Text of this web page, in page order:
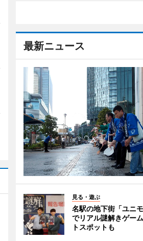
最新ニュース
見る・遊ぶ
名駅の地下街「ユニモ
でリアル謎解きゲー
トスポットも